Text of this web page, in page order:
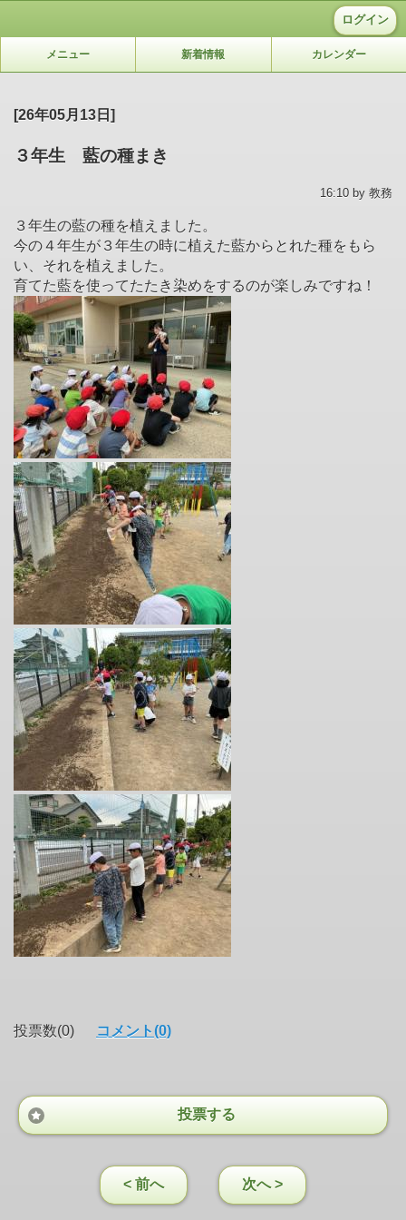
ログイン
メニュー 新着情報 カレンダー
[26年05月13日]
３年生 藍の種まき
16:10 by 教務
３年生の藍の種を植えました。
今の４年生が３年生の時に植えた藍からとれた種をもら
い、それを植えました。
育てた藍を使ってたたき染めをするのが楽しみですね！
投票数(0) コメント(0)
投票する
< 前へ 次へ >